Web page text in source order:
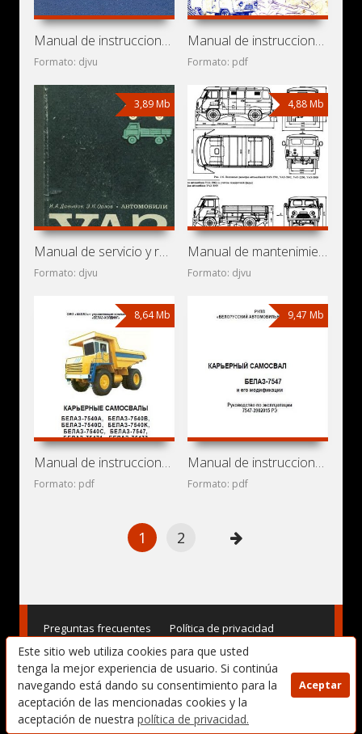
Este sitio web utiliza cookies para que usted
tenga la mejor experiencia de usuario. Si continúa
navegando está dando su consentimiento para la
aceptación de las mencionadas cookies y la
aceptación de nuestra política de privacidad.
Aceptar
Manual de instrucciones y mantenimiento de camión UrAL-375D
Formato: djvu
Manual de instrucciones de automóviles UAZ-3741, UAZ-3962,
Formato: pdf
3,89 Mb
Manual de servicio y reparación de automóviles UAZ-451M y
Formato: djvu
4,88 Mb
Manual de mantenimiento y reparación de automóviles
Formato: djvu
8,64 Mb
Manual de instrucciones de camiones mineros BelAZ-7540 y
Formato: pdf
9,47 Mb
Manual de instrucciones de camiones BelAZ-7547
Formato: pdf
1 2
Preguntas frecuentes Política de privacidad
Términos de uso DMCA Contacto
Copyright © 2017-2025. Manuales de Usuario, Manuales de
Instrucciones (Reparación) y Mantenimiento, Manuales de
Taller para Vehículos - AvtoBase.Com